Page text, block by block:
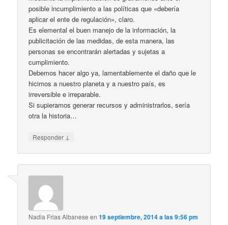
posible incumplimiento a las políticas que «debería
aplicar el ente de regulación», claro.
Es elemental el buen manejo de la información, la
publicitación de las medidas, de esta manera, las
personas se encontrarán alertadas y sujetas a
cumplimiento.
Debemos hacer algo ya, lamentablemente el daño que le
hicimos a nuestro planeta y a nuestro país, es
irreversible e irreparable.
Si supieramos generar recursos y administrarlos, sería
otra la historia…
Responder ↓
Nadia Frias Albanese en19 septiembre, 2014 a las 9:56 pm